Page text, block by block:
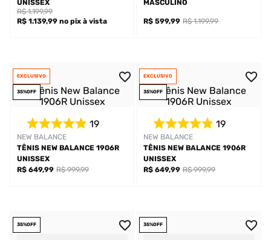
UNISSEX
R$ 1.139,99 no pix à vista
R$ 1.199,99
MASCULINO
R$ 599,99 R$ 1.199,99
EXCLUSIVO
35%OFF
NEW BALANCE
19
TÊNIS NEW BALANCE 1906R
UNISSEX
R$ 649,99 R$ 999,99
EXCLUSIVO
35%OFF
NEW BALANCE
19
TÊNIS NEW BALANCE 1906R
UNISSEX
R$ 649,99 R$ 999,99
35%OFF 35%OFF